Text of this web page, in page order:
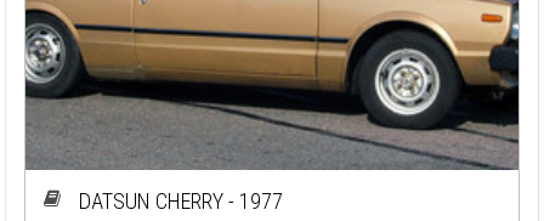
DATSUN CHERRY - 1977